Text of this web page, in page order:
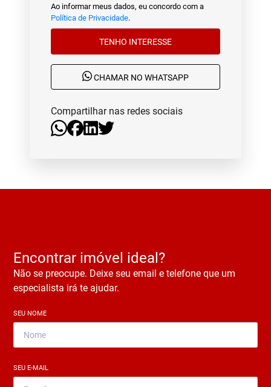
Ao informar meus dados, eu concordo com a
Política de Privacidade.
TENHO INTERESSE
CHAMAR NO WHATSAPP
Compartilhar nas redes sociais
Encontrar imóvel ideal?
Não se preocupe. Deixe seu email e telefone que um
especialista irá te ajudar.
SEU NOME
SEU E-MAIL